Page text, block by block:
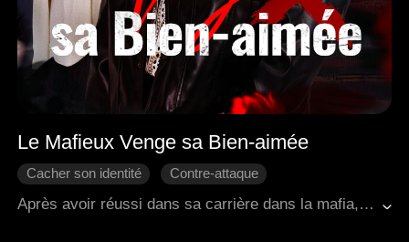
Le Mafieux Venge sa Bien-aimée
Cacher son identité
Contre-attaque
Amour moderne
Vengeance
Après avoir réussi dans sa carrière dans la mafia, Adrian est retourné dans sa ville natale avec l'intention de récompenser sa tante Thea et à son oncle Ryan, qui avaient aidé à prendre soin de sa femme Brielle. À sa grande surprise, il a découvert que Thea et Ryan avaient abusé de Brielle pendant longtemps et avaient même tenté de la vendre à une personne handicapée. Adrian a sauvé sa femme et a révélé la vérité, ce qui a conduit les coupables à subir de sévères sanctions légales. Durant ce processus, Adrian a appris qu'il n'était pas le fils biologique de sa mère Kaylee, et que son père biologique avait été assassiné par Kaylee et son deuxième mari Nathan. À la fin, Adrian et Brielle ont reconstruit leur foyer, se sont engagés activement dans le développement régional et ont accueilli une nouvelle vie ainsi qu'un avenir paisible.